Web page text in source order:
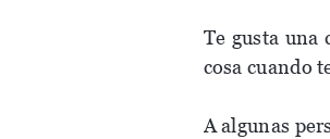
Te gusta una
cosa cuando
A algunas